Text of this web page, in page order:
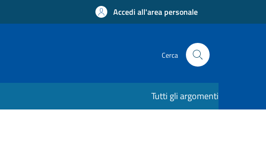
Accedi all'area personale
Cerca
Tutti gli argomenti